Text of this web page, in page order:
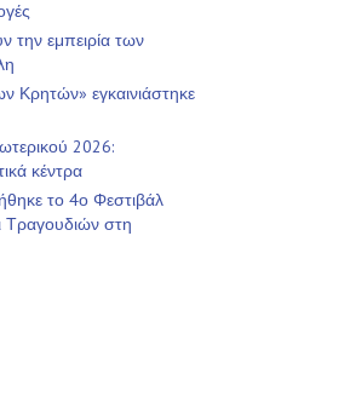
την εμπειρία των
εγκαινιάστηκε
2026:
κέντρα
το 4ο Φεστιβάλ
στη